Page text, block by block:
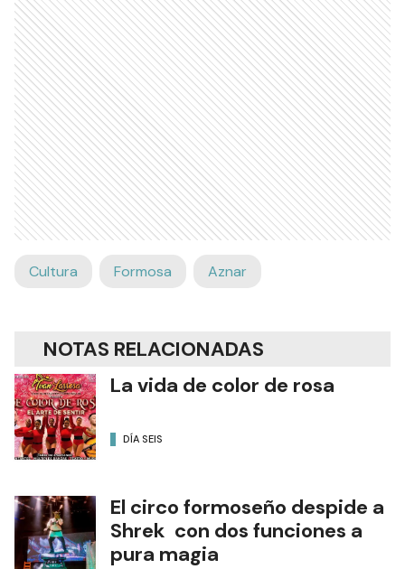
Cultura Formosa Aznar
NOTAS RELACIONADAS
La vida de color de rosa
DÍA SEIS
El circo formoseño despide a
Shrek con dos funciones a
pura magia